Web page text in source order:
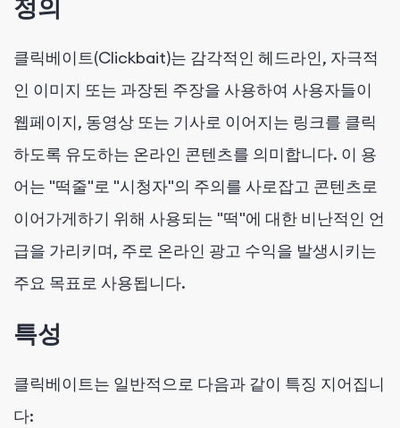
정의
클릭베이트(Clickbait)는 감각적인 헤드라인, 자극적
인 이미지 또는 과장된 주장을 사용하여 사용자들이
웹페이지, 동영상 또는 기사로 이어지는 링크를 클릭
하도록 유도하는 온라인 콘텐츠를 의미합니다. 이 용
어는 "떡줄"로 "시청자"의 주의를 사로잡고 콘텐츠로
이어가게하기 위해 사용되는 "떡"에 대한 비난적인 언
급을 가리키며, 주로 온라인 광고 수익을 발생시키는
주요 목표로 사용됩니다.
특성
클릭베이트는 일반적으로 다음과 같이 특징 지어집니
다: